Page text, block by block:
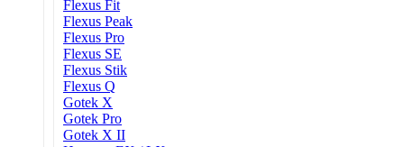
Flexus Fit
Flexus Peak
Flexus Pro
Flexus SE
Flexus Stik
Flexus Q
Gotek X
Gotek Pro
Gotek X II